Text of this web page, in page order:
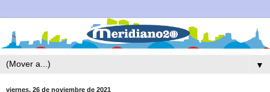
▼
viernes, 26 de noviembre de 2021